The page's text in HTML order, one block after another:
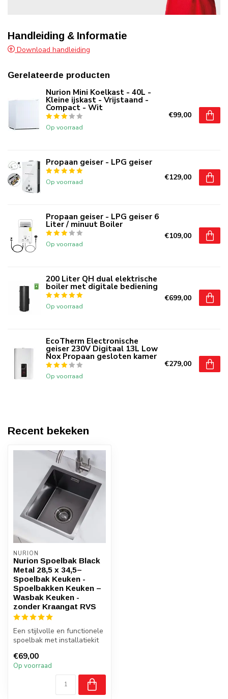
Handleiding & Informatie
Download handleiding
Gerelateerde producten
Nurion Mini Koelkast - 40L -
Kleine ijskast - Vrijstaand -
Compact - Wit
Op voorraad
€99,00
Propaan geiser - LPG geiser
Op voorraad €129,00
Propaan geiser - LPG geiser 6
Liter / minuut Boiler
Op voorraad
€109,00
200 Liter QH dual elektrische
boiler met digitale bediening
Op voorraad
€699,00
EcoTherm Electronische
geiser 230V Digitaal 13L Low
Nox Propaan gesloten kamer
Op voorraad
€279,00
Recent bekeken
NURION
Nurion Spoelbak Black
Metal 28,5 x 34,5–
Spoelbak Keuken -
Spoelbakken Keuken –
Wasbak Keuken -
zonder Kraangat RVS
Een stijlvolle en functionele
spoelbak met installatiekit
€69,00
Op voorraad